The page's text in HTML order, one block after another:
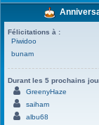
Félicitations à :
Piwidoo
bunam
Durant les 5 prochains
GreenyHaze
saiham
albu68